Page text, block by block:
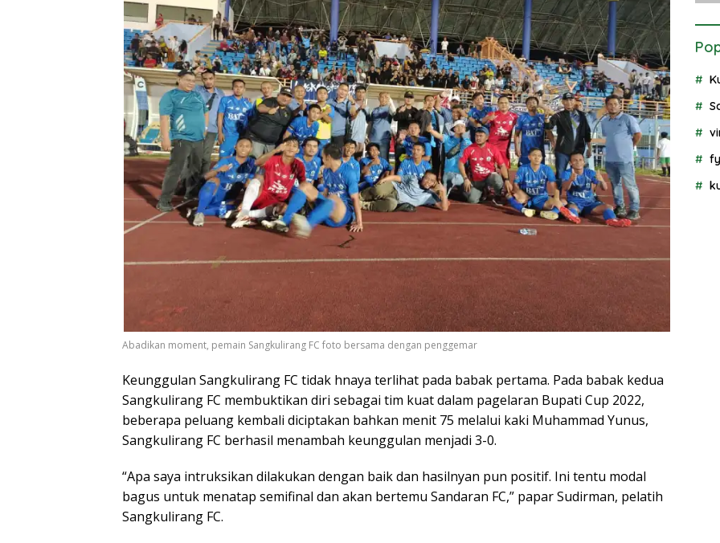
Abadikan moment, pemain Sangkulirang FC foto bersama dengan penggemar
Keunggulan Sangkulirang FC tidak hnaya terlihat pada babak pertama. Pada babak kedua
Sangkulirang FC membuktikan diri sebagai tim kuat dalam pagelaran Bupati Cup 2022,
beberapa peluang kembali diciptakan bahkan menit 75 melalui kaki Muhammad Yunus,
Sangkulirang FC berhasil menambah keunggulan menjadi 3-0.
“Apa saya intruksikan dilakukan dengan baik dan hasilnyan pun positif. Ini tentu modal
bagus untuk menatap semifinal dan akan bertemu Sandaran FC,” papar Sudirman, pelatih
Sangkulirang FC.